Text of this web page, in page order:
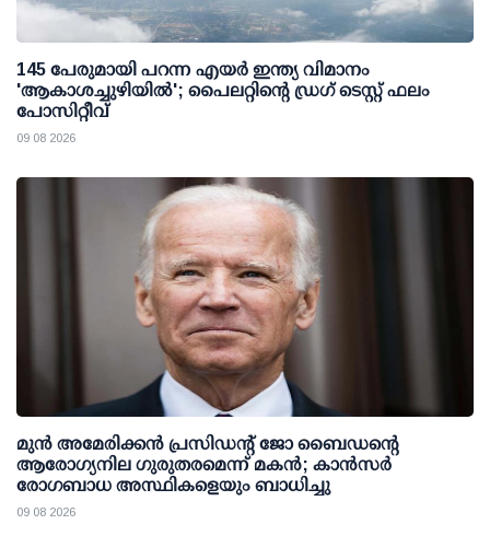
145 പേരുമായി പറന്ന എയര്‍ ഇന്ത്യ വിമാനം
'ആകാശച്ചുഴിയില്‍'; പൈലറ്റിന്റെ ഡ്രഗ് ടെസ്റ്റ് ഫലം
പോസിറ്റീവ്
09 08 2026
മുന്‍ അമേരിക്കന്‍ പ്രസിഡന്റ് ജോ ബൈഡന്റെ
ആരോഗ്യനില ഗുരുതരമെന്ന് മകന്‍; കാന്‍സര്‍
രോഗബാധ അസ്ഥികളെയും ബാധിച്ചു
09 08 2026